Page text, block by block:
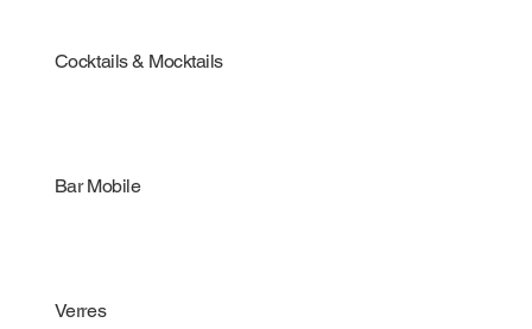
Cocktails & Mocktails
Bar Mobile
Verres